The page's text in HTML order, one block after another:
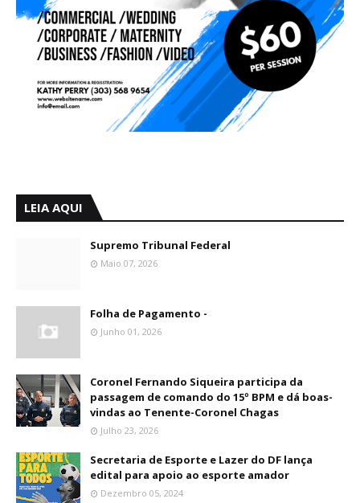
LEIA AQUI
Supremo Tribunal Federal
Maio 07, 2026
Folha de Pagamento -
Junho 01, 2026
Coronel Fernando Siqueira participa da
passagem de comando do 15º BPM e dá boas-
vindas ao Tenente-Coronel Chagas
Julho 23, 2026
Secretaria de Esporte e Lazer do DF lança
edital para apoio ao esporte amador
Dezembro 05, 2024